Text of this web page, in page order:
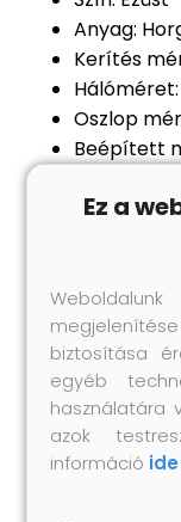
Anyag:
Kerítés
Hálóméret:
Oszlop
Beépített
Minta: Háló
Időjárásálló
Rozsda-
Beton alap
Csak
A csomag
Ez a
biztosítása
egyéb
használatára
azok
információ